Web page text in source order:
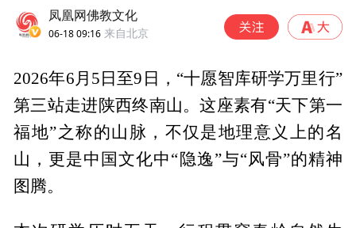
凤凰网佛教文化
06-18 09:16 来自北京
2026年6月5日至9日，“十愿智库研学万里行”
第三站走进陕西终南山。这座素有“天下第一
福地”之称的山脉，不仅是地理意义上的名
山，更是中国文化中“隐逸”与“风骨”的精神
图腾。